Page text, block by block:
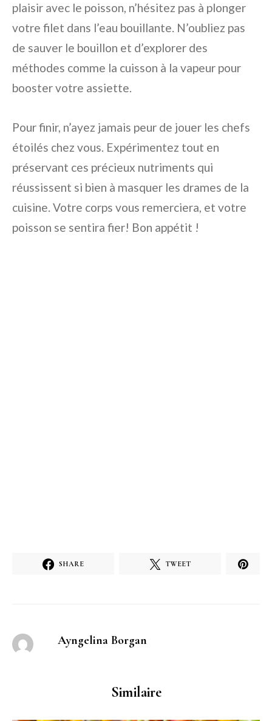
plaisir avec le poisson, n’hésitez pas à plonger
votre filet dans l’eau bouillante. N’oubliez pas
de sauver le bouillon et d’explorer des
méthodes comme la cuisson à la vapeur pour
booster votre assiette.
Pour finir, n’ayez jamais peur de jouer les chefs
étoilés chez vous. Expérimentez tout en
préservant ces précieux nutriments qui
réussissent si bien à masquer les drames de la
cuisine. Votre corps vous remerciera, et votre
poisson se sentira fier! Bon appétit !
SHARE TWEET
Ayngelina Borgan
Similaire